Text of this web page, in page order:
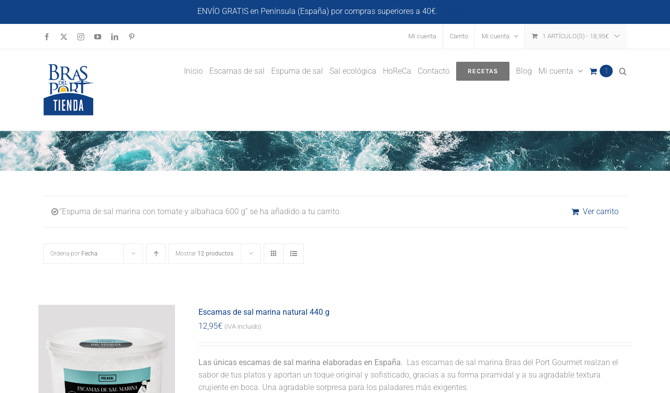
ENVÍO GRATIS en Península (España) por compras superiores a 40€.
Facebook InstagramYouTubeLinkedIn Mi cuenta Carrito Mi cuenta 1 ARTÍCULO(S) - 18,95€
Inicio Escamas de sal Espuma de sal Sal ecológica HoReCa Contacto RECETAS Blog Mi cuenta 1
“Espuma de sal marina con tomate y albahaca 600 g” se ha añadido a tu carrito. Ver carrito
Ordena por Fecha Mostrar 12 productos
Escamas de sal marina natural 440 g
12,95€ (IVA incluido)
Las únicas escamas de sal marina elaboradas en España. Las escamas de sal marina Bras del Port Gourmet realzan el
sabor de tus platos y aportan un toque original y sofisticado, gracias a su forma piramidal y a su agradable textura
crujiente en boca. Una agradable sorpresa para los paladares más exigentes.